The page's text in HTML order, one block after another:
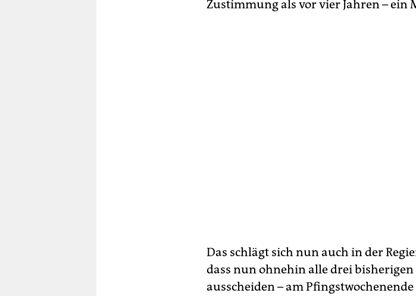
Zustimmung als vor vier Jahren – ein
Das schlägt sich nun auch in der
dass nun ohnehin alle drei
ausscheiden – am